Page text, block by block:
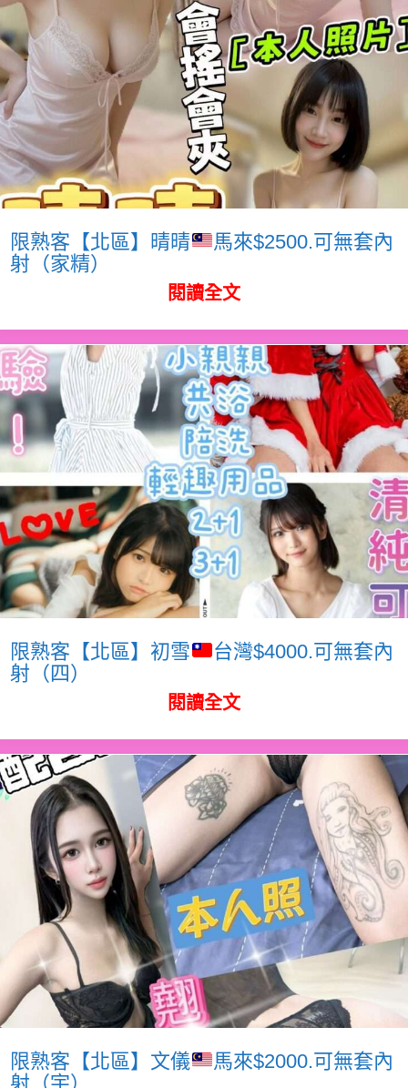
限熟客【北區】晴晴
馬來$2500.可無套內
射（家精）
閱讀全文
限熟客【北區】初雪
台灣$4000.可無套內
射（四）
閱讀全文
限熟客【北區】文儀
馬來$2000.可無套內
射（宇）